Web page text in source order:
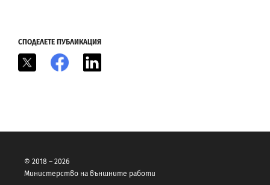
СПОДЕЛЕТЕ ПУБЛИКАЦИЯ
Facebook
© 2018 – 2026
Министерство на външните работи